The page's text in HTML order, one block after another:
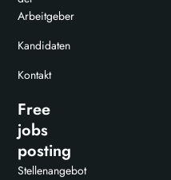
Arbeitgeber
Kandidaten
Kontakt
Free
jobs
posting
Stellenangebot